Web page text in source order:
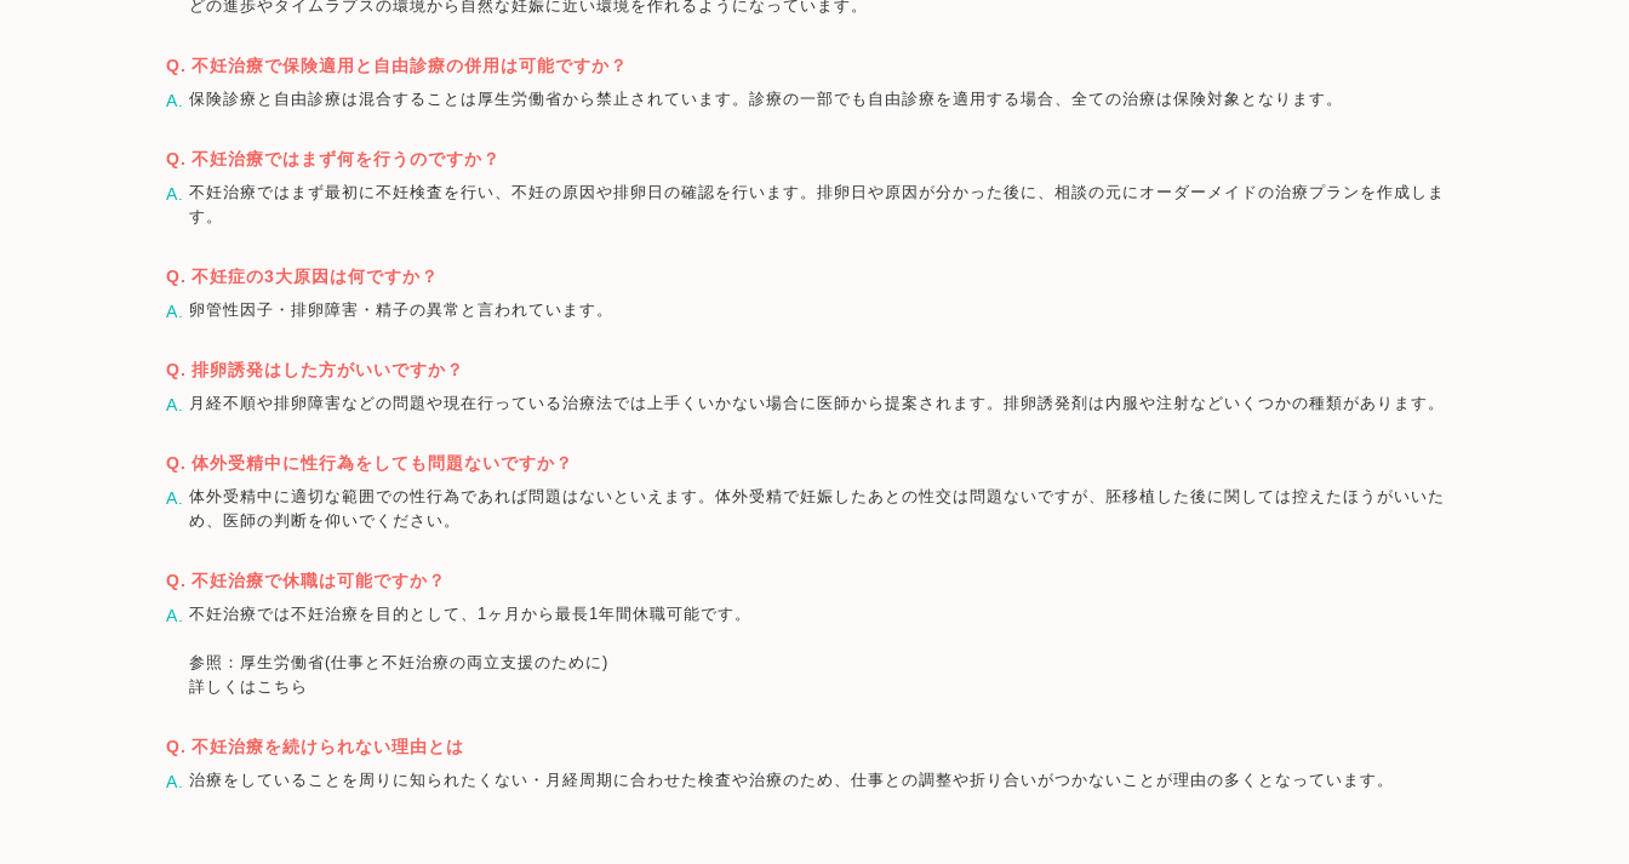
どの進歩やタイムラプスの環境から自然な妊娠に近い環境を作れるようになっています。
不妊治療で保険適用と自由診療の併用は可能ですか？
保険診療と自由診療は混合することは厚生労働省から禁止されています。診療の一部でも自由診療を適用する場合、全ての治療は保険対象となります。
不妊治療ではまず何を行うのですか？
不妊治療ではまず最初に不妊検査を行い、不妊の原因や排卵日の確認を行います。排卵日や原因が分かった後に、相談の元にオーダーメイドの治療プランを作成しま
す。
不妊症の3大原因は何ですか？
卵管性因子・排卵障害・精子の異常と言われています。
排卵誘発はした方がいいですか？
月経不順や排卵障害などの問題や現在行っている治療法では上手くいかない場合に医師から提案されます。排卵誘発剤は内服や注射などいくつかの種類があります。
体外受精中に性行為をしても問題ないですか？
体外受精中に適切な範囲での性行為であれば問題はないといえます。体外受精で妊娠したあとの性交は問題ないですが、胚移植した後に関しては控えたほうがいいた
め、医師の判断を仰いでください。
不妊治療で休職は可能ですか？
不妊治療では不妊治療を目的として、1ヶ月から最長1年間休職可能です。
参照：厚生労働省(仕事と不妊治療の両立支援のために)
詳しくはこちら
不妊治療を続けられない理由とは
治療をしていることを周りに知られたくない・月経周期に合わせた検査や治療のため、仕事との調整や折り合いがつかないことが理由の多くとなっています。